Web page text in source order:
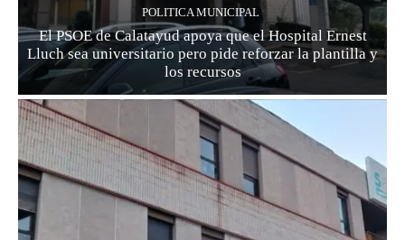
POLITICA MUNICIPAL
El PSOE de Calatayud apoya que el Hospital Ernest
Lluch sea universitario pero pide reforzar la plantilla y
los recursos